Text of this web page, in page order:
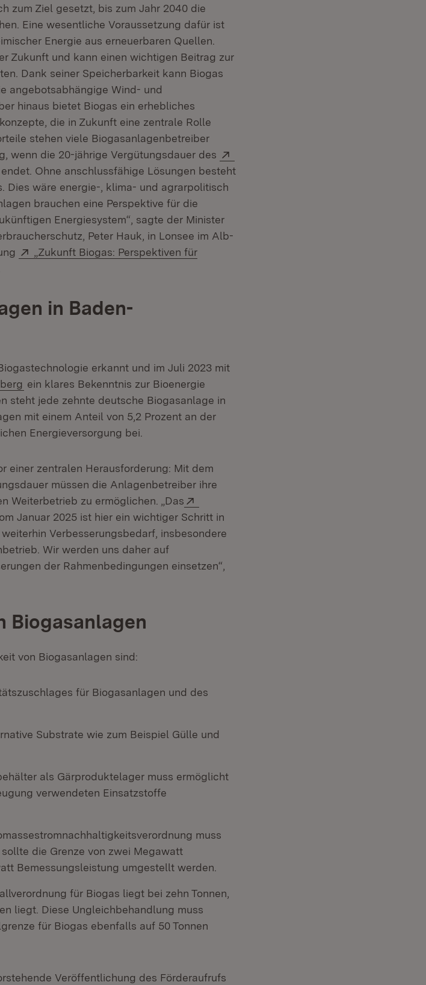
zum Ziel gesetzt, bis zum Jahr 2040 die
Eine wesentliche Voraussetzung dafür ist
Energie aus erneuerbaren Quellen.
Zukunft und kann einen wichtigen Beitrag zur
Dank seiner Speicherbarkeit kann Biogas
angebotsabhängige Wind- und
hinaus bietet Biogas ein erhebliches
die in Zukunft eine zentrale Rolle
stehen viele Biogasanlagenbetreiber
wenn die 20-jährige Vergütungsdauer des
(Öffnet in neuem Fenster)
endet. Ohne anschlussfähige Lösungen besteht
Dies wäre energie-, klima- und agrarpolitisch
brauchen eine Perspektive für die
Energiesystem“, sagte der Minister
Peter Hauk, in Lonsee im Alb-
Extern:
„Zukunft Biogas: Perspektiven für
in Baden-
erkannt und im Juli 2023 mit
(Öffnet in neuem Fenster)
ein klares Bekenntnis zur Bioenergie
steht jede zehnte deutsche Biogasanlage in
mit einem Anteil von 5,2 Prozent an der
Energieversorgung bei.
einer zentralen Herausforderung: Mit dem
müssen die Anlagenbetreiber ihre
Weiterbetrieb zu ermöglichen. „Das
in neuem Fenster)
Januar 2025 ist hier ein wichtiger Schritt in
Verbesserungsbedarf, insbesondere
Wir werden uns daher auf
der Rahmenbedingungen einsetzen“,
Biogasanlagen
von Biogasanlagen sind:
für Biogasanlagen und des
Substrate wie zum Beispiel Gülle und
als Gärproduktelager muss ermöglicht
verwendeten Einsatzstoffe
muss
die Grenze von zwei Megawatt
Bemessungsleistung umgestellt werden.
für Biogas liegt bei zehn Tonnen,
liegt. Diese Ungleichbehandlung muss
für Biogas ebenfalls auf 50 Tonnen
Veröffentlichung des Förderaufrufs